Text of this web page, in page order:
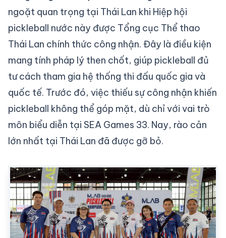
ngoặt quan trọng tại Thái Lan khi Hiệp hội
pickleball nước này được Tổng cục Thể thao
Thái Lan chính thức công nhận. Đây là điều kiện
mang tính pháp lý then chốt, giúp pickleball đủ
tư cách tham gia hệ thống thi đấu quốc gia và
quốc tế. Trước đó, việc thiếu sự công nhận khiến
pickleball không thể góp mặt, dù chỉ với vai trò
môn biểu diễn tại SEA Games 33. Nay, rào cản
lớn nhất tại Thái Lan đã được gỡ bỏ.